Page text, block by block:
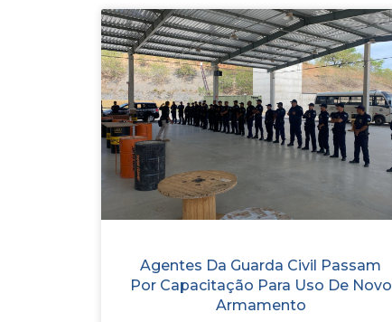
Agentes Da Guarda Civil Passam
Por Capacitação Para Uso De Novo
Armamento